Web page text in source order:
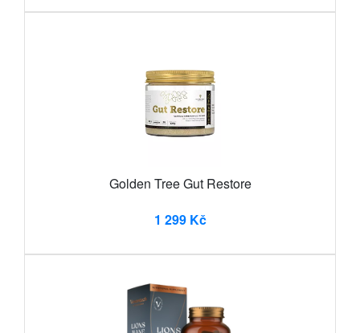
Golden Tree Gut Restore
1 299 Kč